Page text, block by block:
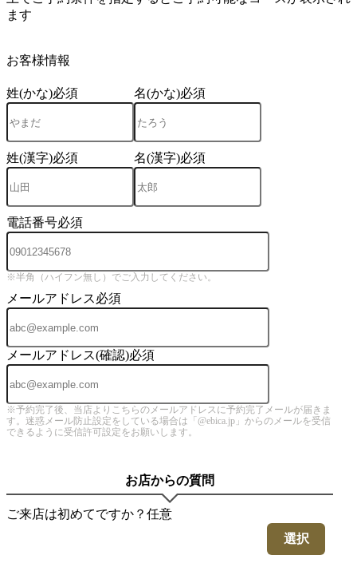
ます
お客様情報
姓(かな)必須 名(かな)必須
姓(漢字)必須 名(漢字)必須
電話番号必須
※半角（ハイフン無し）でご入力してください。
メールアドレス必須
メールアドレス(確認)必須
※予約完了後、当店よりこちらのメールアドレスに予約完了メールが届きま
す。迷惑メール防止設定をしている場合は「@ebica.jp」からのメールを受信
できるように受信許可設定をお願いします。
お店からの質問
ご来店は初めてですか？ 任意
選択